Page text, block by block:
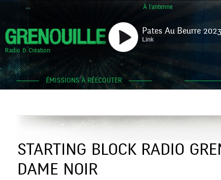
À l'antenne
Radio & Création
Pates Au Beurre
Link
ÉMISSIONS À RÉECOUTER
STARTING BLOCK RADIO
DAME NOIR